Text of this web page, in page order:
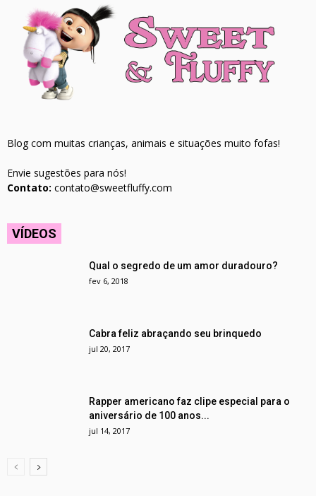
Blog com muitas crianças, animais e situações muito fofas!
Envie sugestões para nós!
Contato: contato@sweetfluffy.com
VÍDEOS
Qual o segredo de um amor duradouro?
fev 6, 2018
Cabra feliz abraçando seu brinquedo
jul 20, 2017
Rapper americano faz clipe especial para o
aniversário de 100 anos...
jul 14, 2017